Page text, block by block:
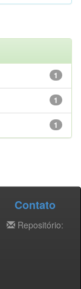
1
1
1
Contato
Repositório: